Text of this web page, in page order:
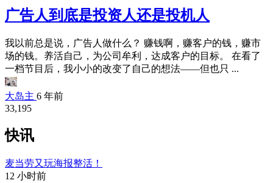
广告人到底是投资人还是投机人
我以前总是说，广告人做什么？ 赚钱啊，赚客户的钱，赚市
场的钱。养活自己，为公司牟利，达成客户的目标。 在看了
一档节目后，我小小的改变了自己的想法——但也只 ...
大岛主 6 年前
33,195
快讯
麦当劳又玩海报整活！
12 小时前